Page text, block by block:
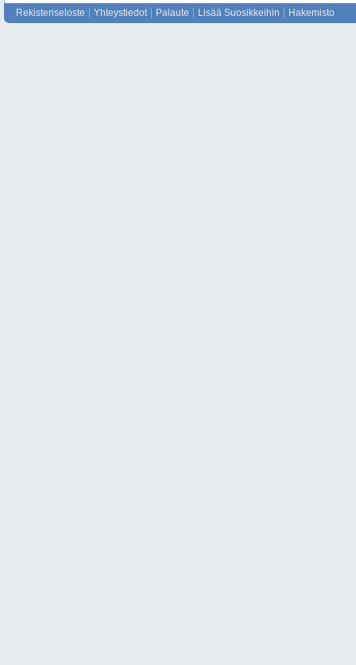
Rekisteriseloste Yhteystiedot Palaute Lisää Suosikkeihin Hakemisto